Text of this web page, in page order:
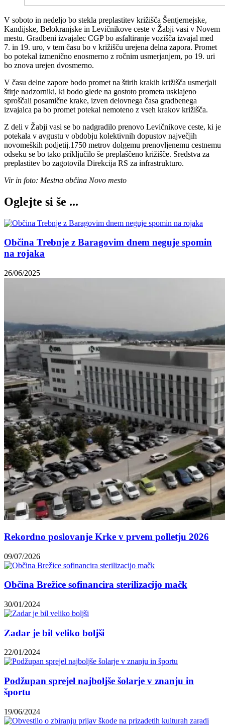
V soboto in nedeljo bo stekla preplastitev križišča Šentjernejske,
Kandijske, Belokranjske in Levičnikove ceste v Žabji vasi v Novem
mestu. Gradbeni izvajalec CGP bo asfaltiranje vozišča izvajal med
7. in 19. uro, v tem času bo v križišču urejena delna zapora. Promet
bo potekal izmenično enosmerno z ročnim usmerjanjem, po 19. uri
bo znova urejen dvosmerno.
V času delne zapore bodo promet na štirih krakih križišča usmerjali
štirje nadzorniki, ki bodo glede na gostoto prometa usklajeno
sproščali posamične krake, izven delovnega časa gradbenega
izvajalca pa bo promet potekal nemoteno z vseh krakov križišča.
Z deli v Žabji vasi se bo nadgradilo prenovo Levičnikove ceste, ki je
potekala v avgustu v obdobju kolektivnih dopustov največjih
novomeških podjetij.1750 metrov dolgemu prenovljenemu cestnemu
odseku se bo tako priključilo še preplaščeno križišče. Sredstva za
preplastitev bo zagotovila Direkcija RS za infrastrukturo.
Vir in foto: Mestna občina Novo mesto
Oglejte si še ...
Občina Trebnje z Baragovim dnem neguje spomin
na rojaka
26/06/2025
Rekordno poslovanje Krke v prvem polletju 2026
09/07/2026
Občina Brežice sofinancira sterilizacijo mačk
30/01/2024
Zadar je bil veliko boljši
22/01/2024
Podžupan sprejel najboljše šolarje v znanju in
športu
19/06/2024